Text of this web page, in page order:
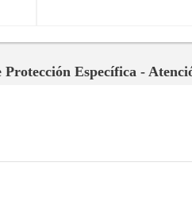
Específica -